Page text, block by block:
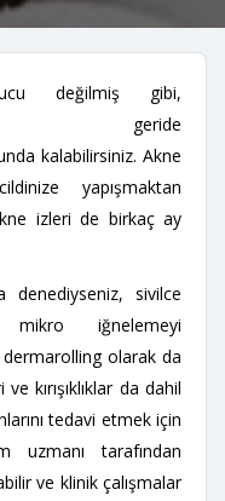
değilmiş gibi,
geride
kalabilirsiniz. Akne
yapışmaktan
izleri de birkaç ay
denediyseniz, sivilce
iğnelemeyi
olarak da
kırışıklıklar da dahil
tedavi etmek için
tarafından
ve klinik çalışmalar